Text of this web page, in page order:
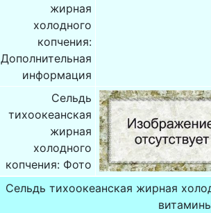
жирная
холодного
копчения:
Дополнительная
информация
Сельдь
тихоокеанская
жирная
холодного
копчения: Фото
Сельдь тихоокеанская жирная